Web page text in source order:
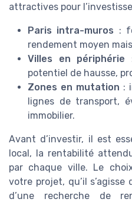
attractives pour
Paris intra-muros :
rendement moyen
Villes en périphérie
potentiel de hausse,
Zones en mutation :
lignes de transport,
immobilier.
Avant d’investir, il est
local, la rentabilité
par chaque ville. Le
votre projet, qu’il
d’une recherche de